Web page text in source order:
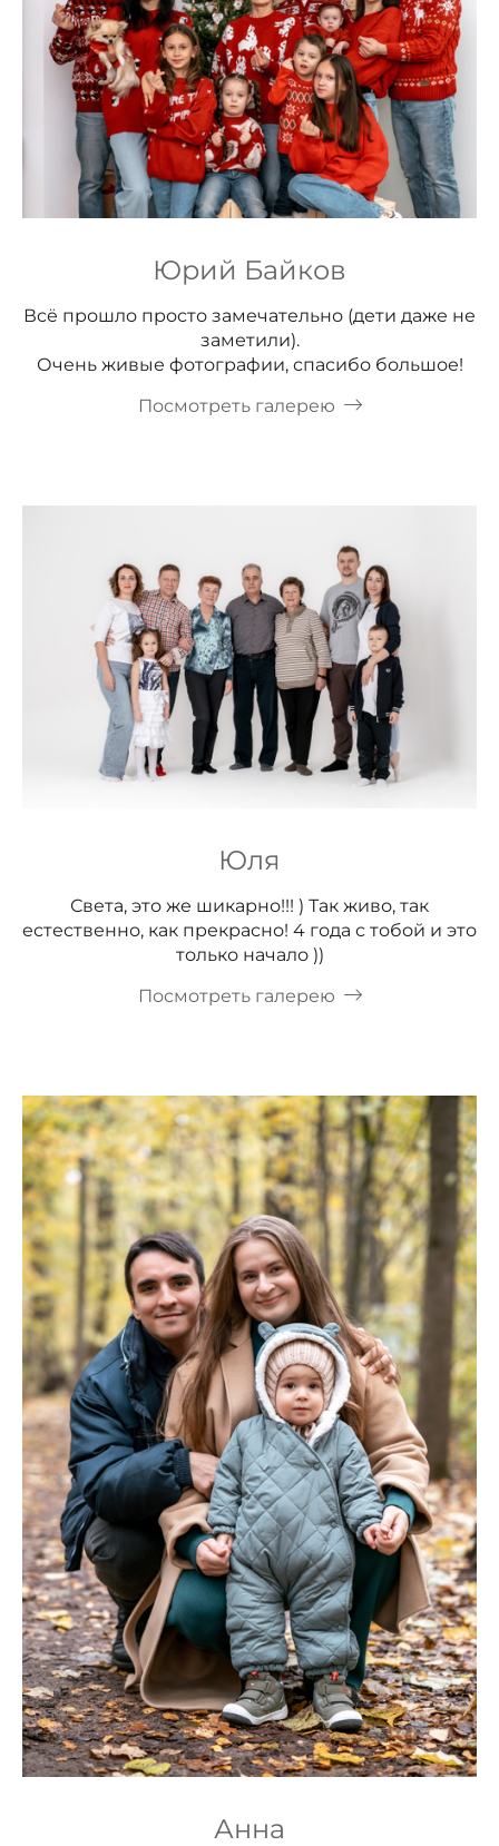
Юрий Байков
Всё прошло просто замечательно (дети даже не
заметили).
Очень живые фотографии, спасибо большое!
Посмотреть галерею
Юля
Света, это же шикарно!!! ) Так живо, так
естественно, как прекрасно! 4 года с тобой и это
только начало ))
Посмотреть галерею
Анна